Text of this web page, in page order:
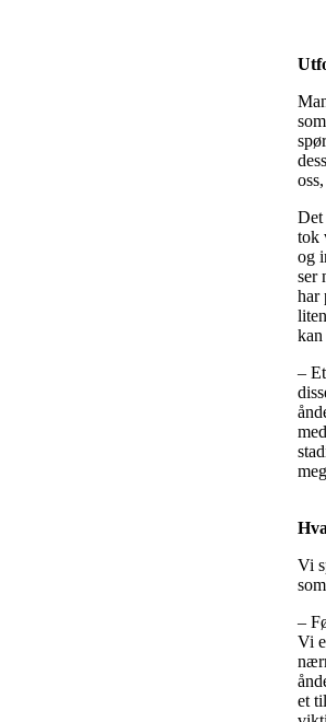
Det
tok
og
ser
har
kan
–
Vi
–
Vi
et